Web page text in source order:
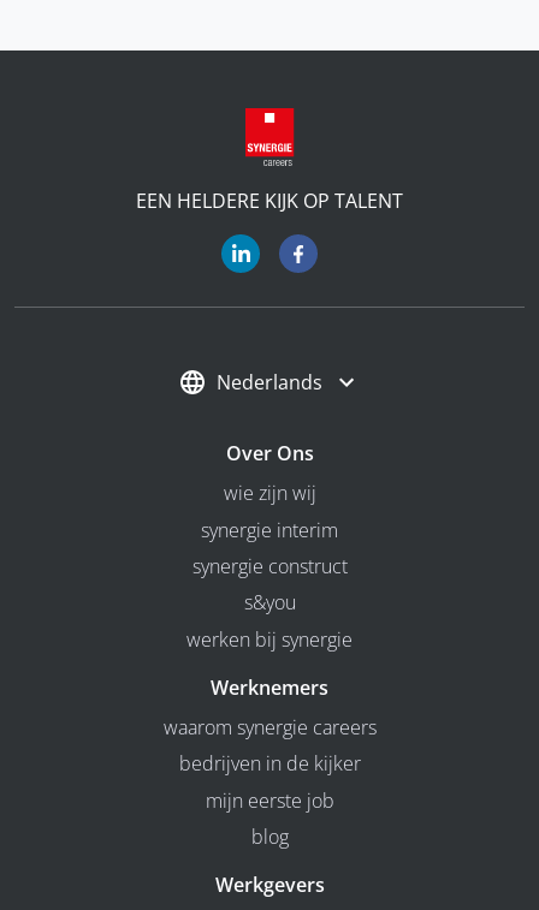
EEN HELDERE KIJK OP TALENT
Nederlands
Over Ons
wie zijn wij
synergie interim
synergie construct
s&you
werken bij synergie
Werknemers
waarom synergie careers
bedrijven in de kijker
mijn eerste job
blog
Werkgevers